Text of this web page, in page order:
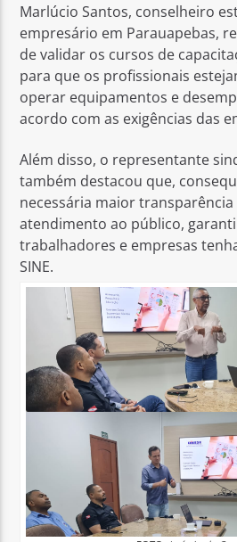
Marlúcio Santos, conselheiro
empresário em Parauapebas,
de validar os cursos de
para que os profissionais
operar equipamentos e
acordo com as exigências das
Além disso, o representante
também destacou que,
necessária maior transparência
atendimento ao público,
trabalhadores e empresas
SINE.